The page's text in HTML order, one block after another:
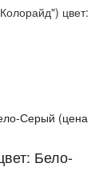
цвет:
Бело-